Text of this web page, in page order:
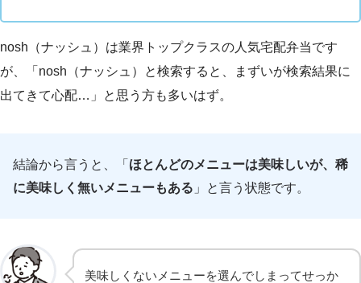
nosh（ナッシュ）は業界トップクラスの人気宅配弁当です
が、「nosh（ナッシュ）と検索すると、まずいが検索結果に
出てきて心配…」と思う方も多いはず。
結論から言うと、「 ほとんどのメニューは美味しいが、稀
に美味しく無いメニューもある 」と言う状態です。
美味しくないメニューを選んでしまってせっか